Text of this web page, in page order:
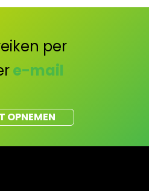
per
e-mail
OPNEMEN